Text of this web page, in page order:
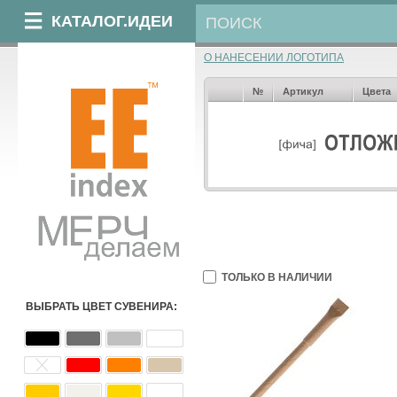
КАТАЛОГ.ИДЕИ
ВЫБРАТЬ ЦВЕТ СУВЕНИРА:
О НАНЕСЕНИИ ЛОГОТИПА
№ Артикул Цвета
ТОЛЬКО В НАЛИЧИИ